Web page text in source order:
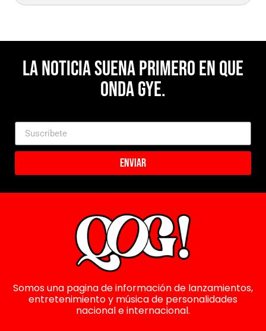
La noticia suena primero en Que
Onda Gye.
Enviar
Somos una pagina de información de lanzamientos,
entretenimiento y música de personalidades
nacional e internacional.